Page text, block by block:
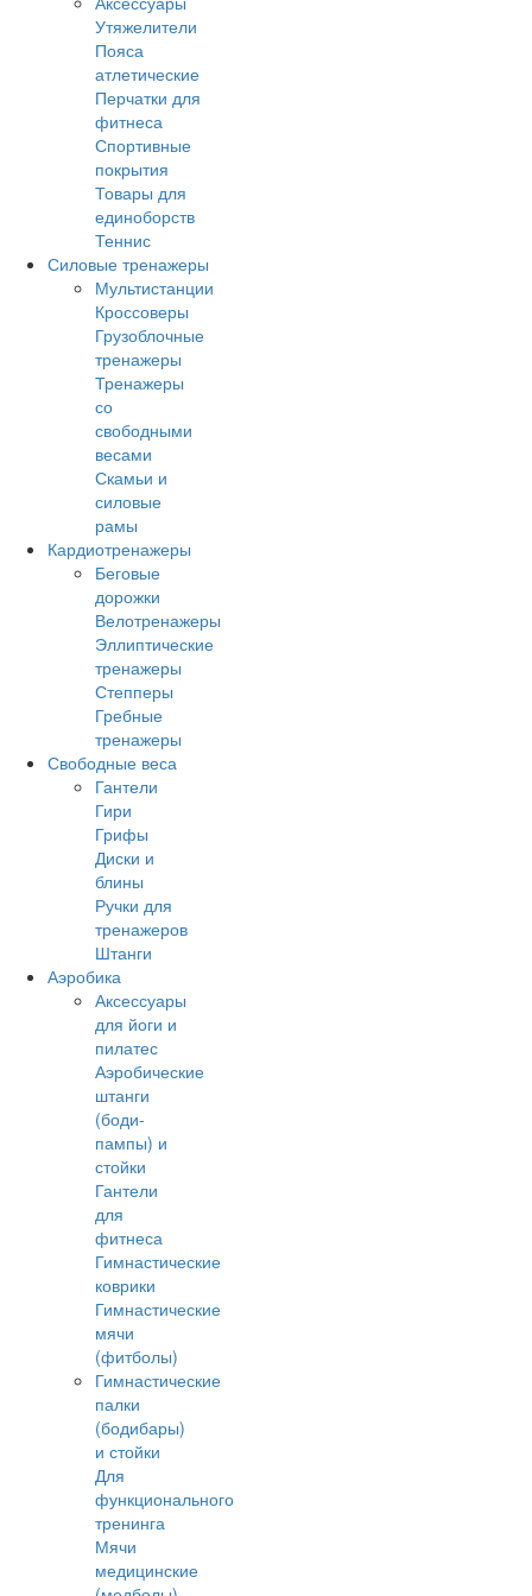
Утяжелители
Пояса
атлетические
Перчатки для
фитнеса
Спортивные
покрытия
Товары для
единоборств
Теннис
Силовые тренажеры
Мультистанции
Кроссоверы
Грузоблочные
тренажеры
Тренажеры
со
свободными
весами
Скамьи и
силовые
рамы
Кардиотренажеры
Беговые
дорожки
Велотренажеры
Эллиптические
тренажеры
Степперы
Гребные
тренажеры
Свободные веса
Гантели
Гири
Грифы
Диски и
блины
Ручки для
тренажеров
Штанги
Аэробика
Аксессуары
для йоги и
пилатес
Аэробические
штанги
(боди-
пампы) и
стойки
Гантели
для
фитнеса
Гимнастические
коврики
Гимнастические
мячи
(фитболы)
Гимнастические
палки
(бодибары)
и стойки
Для
функционального
тренинга
Мячи
медицинские